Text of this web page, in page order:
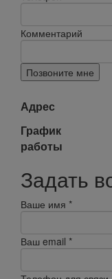
Комментарий
Позвоните мне
Адрес
График
работы
Задать
Ваше имя *
Ваш email *